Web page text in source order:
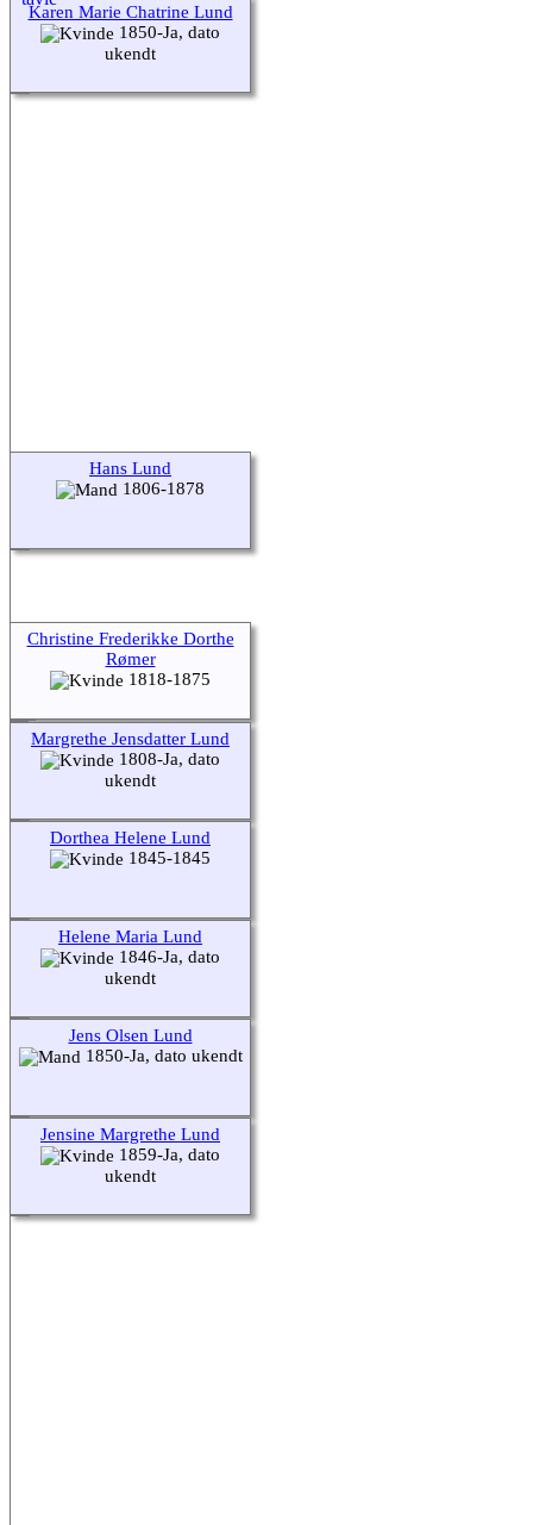
Karen Marie Chatrine Lund
1850-Ja, dato
ukendt
Hans Lund
1806-1878
Christine Frederikke Dorthe
Rømer
1818-1875
Margrethe Jensdatter Lund
1808-Ja, dato
ukendt
Dorthea Helene Lund
1845-1845
Helene Maria Lund
1846-Ja, dato
ukendt
Jens Olsen Lund
1850-Ja, dato ukendt
Jensine Margrethe Lund
1859-Ja, dato
ukendt